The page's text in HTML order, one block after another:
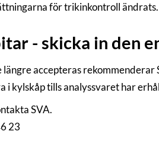
för trikinkontroll ändrats.
- skicka in den
accepteras
i kylskåp tills analyssvaret har
SVA.
23